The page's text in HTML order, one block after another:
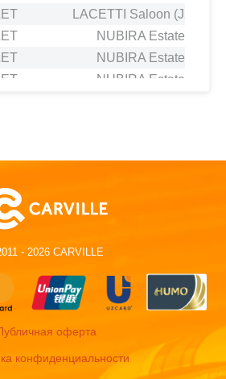
LACETTI Saloon (J200)
NUBIRA Estate 1.8
NUBIRA Estate 1.6
NUBIRA Estate 1.8
NUBIRA Saloon 1.4
REZZO MPV (U100) 2.0
REZZO MPV (U100) 1.6
REZZO MPV (U100) 2.0
LACETTI Hatchback (KLAN)
LACETTI Hatchback (KLAN)
- 2026 CARVILLE
оферта
конфиденциальности